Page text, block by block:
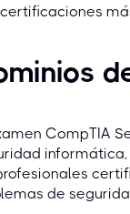
certificaciones
CompTIA
de